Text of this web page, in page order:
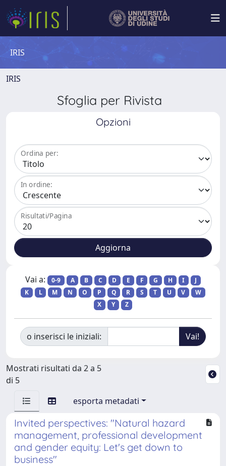
IRIS
IRIS
Sfoglia per Rivista
Opzioni
Ordina per:
In ordine:
Risultati/Pagina
Vai a: 0-9 A B C D E F G H I
J
K
L M N O P Q R S T U V
W
X
Y Z
o inserisci le iniziali:
Mostrati risultati da 2 a 5
di 5
esporta metadati
Invited perspectives: "Natural hazard
management, professional development
and gender equity: Let's get down to
business"